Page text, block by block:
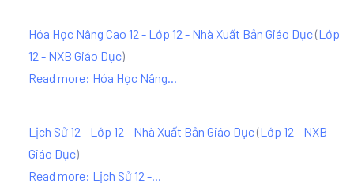
Hóa Học Nâng Cao 12 - Lớp 12 - Nhà Xuất Bản Giáo Dục(Lớp
12 - NXB Giáo Dục)
Read more: Hóa Học Nâng...
Lịch Sử 12 - Lớp 12 - Nhà Xuất Bản Giáo Dục(Lớp 12 - NXB
Giáo Dục)
Read more: Lịch Sử 12 -...